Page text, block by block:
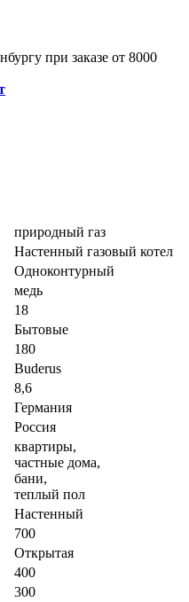
при заказе от 8000
природный газ
Настенный газовый котел
Одноконтурный
медь
18
Бытовые
180
Buderus
8,6
Германия
Россия
квартиры,
частные дома,
бани,
теплый пол
Настенный
700
Открытая
400
300